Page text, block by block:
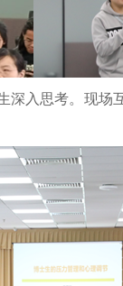
入思考。现